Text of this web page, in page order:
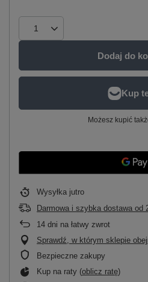
Dodaj do
Możesz kupić
Wysyłka jutro
Darmowa i szybka dostawa od
14 dni na łatwy zwrot
Sprawdź, w którym sklepie
Bezpieczne zakupy
Kup na raty (oblicz ratę)